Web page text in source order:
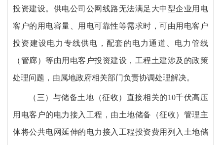
投资建设。供电公司公网线路无法满足大中型企业用电
客户的用电容量、用电可靠性等需求时，可由用电客户
投资建设电力专线供电，配套的电力通道、电力管线
（管廊）等由用电客户投资建设，工程土建涉及的政策
处理问题，由属地政府相关部门负责协调处理解决。
（三）与储备土地（征收）直接相关的10千伏高压
用电客户的电力接入工程，由土地储备（征收）管理主
体将公共电网延伸的电力接入工程投资费用列入土地储